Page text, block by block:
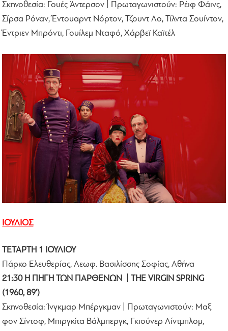
Σκηνοθεσία: Γουές Άντερσον | Πρωταγωνιστούν: Ρέιφ Φάινς,
Σίρσα Ρόναν, Έντουαρντ Νόρτον, Τζουντ Λο, Τίλντα Σουίντον,
Έντριεν Μπρόντι, Γουίλεμ Νταφό, Χάρβεϊ Καϊτέλ
ΙΟΥΛΙΟΣ
ΤΕΤΑΡΤΗ 1 ΙΟΥΛΙΟΥ
Πάρκο Ελευθερίας, Λεωφ. Βασιλίσσης Σοφίας, Αθήνα
21:30 Η ΠΗΓΗ ΤΩΝ ΠΑΡΘΕΝΩΝ | THE VIRGIN SPRING
(1960, 89’)
Σκηνοθεσία: Ίνγκμαρ Μπέργκμαν | Πρωταγωνιστούν: Μαξ
φον Σίντοφ, Μπιργκίτα Βάλμπεργκ, Γκιούνερ Λίντμπλομ,